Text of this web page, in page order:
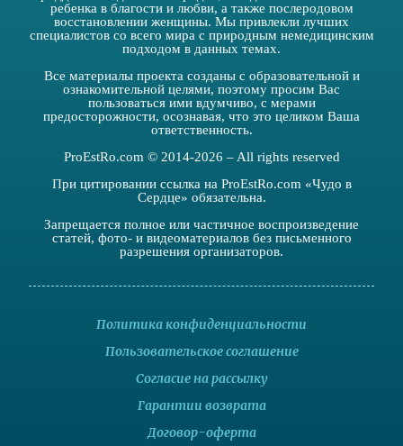
ребенка в благости и любви, а также послеродовом
восстановлении женщины. Мы привлекли лучших
специалистов со всего мира с природным немедицинским
подходом в данных темах.
Все материалы проекта созданы с образовательной и
ознакомительной целями, поэтому просим Вас
пользоваться ими вдумчиво, с мерами
предосторожности, осознавая, что это целиком Ваша
ответственность.
ProEstRo.com © 2014-2026 – All rights reserved
При цитировании ссылка на ProEstRo.com «Чудо в
Сердце» обязательна.
Запрещается полное или частичное воспроизведение
статей, фото- и видеоматериалов без письменного
разрешения организаторов.
Политика конфиденциальности
Пользовательское соглашение
Согласие на рассылку
Гарантии возврата
Договор-оферта